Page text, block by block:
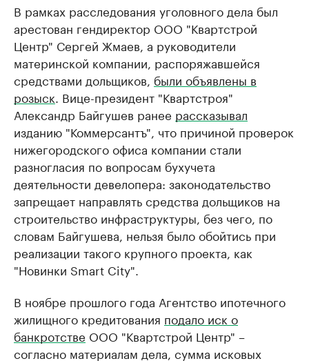
В рамках расследования уголовного дела был
арестован гендиректор ООО "Квартстрой
Центр"​ Сергей Жмаев, а руководители
материнской компании, распоряжавшейся
средствами дольщиков, были объявлены в
розыск . Вице-президент "Квартстроя"
Александр Байгушев ранее рассказывал
изданию "Коммерсантъ", что причиной проверок
нижегородского офиса компании стали
разногласия по вопросам бухучета
деятельности девелопера: законодательство
запрещает направлять средства дольщиков на
строительство инфраструктуры, без чего, по
словам Байгушева, нельзя было обойтись при
реализации такого крупного проекта, как
"Новинки Smart City".
В ноябре прошлого года Агентство ипотечного
жилищного кредитования подало иск о
банкротстве ООО "Квартстрой Центр" –
согласно материалам дела, сумма исковых